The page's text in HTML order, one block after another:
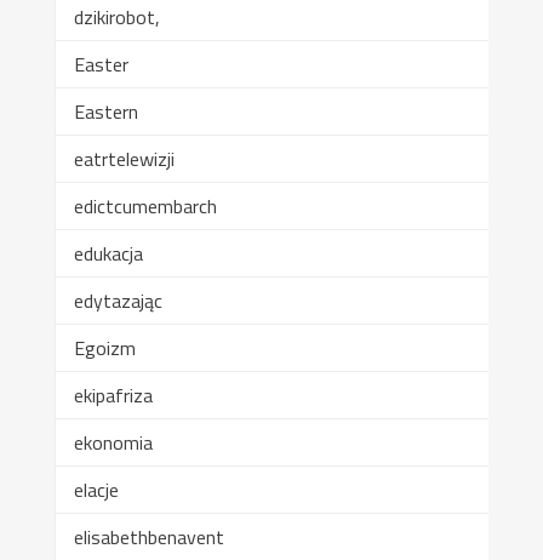
dzikirobot,
Easter
Eastern
eatrtelewizji
edictcumembarch
edukacja
edytazając
Egoizm
ekipafriza
ekonomia
elacje
elisabethbenavent